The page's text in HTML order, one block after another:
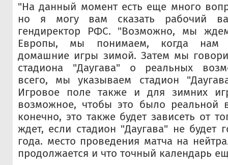
"На данный момент есть еще много
но я могу вам сказать рабочий
гендиректор РФС. "Возможно, мы
Европы, мы понимаем, когда нам
домашние игры зимой. Затем мы
стадиона "Даугава" о реальных
всего, мы указываем стадион
Игровое поле также и для зимних
возможное, чтобы это было реальной
конечно, это также будет зависеть от
ждет, если стадион "Даугава" не будет
года. место проведения матча на
продолжается и что точный календарь